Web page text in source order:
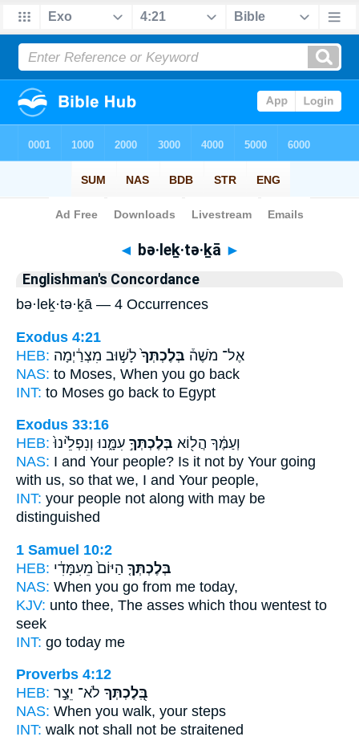
Bible> Strong's > Hebrew
◄ bə·leḵ·tə·ḵā ►
Englishman's Concordance
bə·leḵ·tə·ḵā — 4 Occurrences
Exodus 4:21
HEB:
אֶל־ מֹשֶׁה֒ בְּלֶכְתְּךָ֙ לָשׁ֣וּב מִצְרַ֔יְמָה
NAS: to Moses, When you go back
INT: to Moses go back to Egypt
Exodus 33:16
HEB:
וְעַמֶּ֔ךָ הֲל֖וֹא בְּלֶכְתְּךָ֣ עִמָּ֑נוּ וְנִפְלֵ֙ינוּ֙
NAS: I and Your people? Is it not by Your going
with us, so that we, I and Your people,
INT: your people not along with may be
distinguished
1 Samuel 10:2
HEB:
בְּלֶכְתְּךָ֤ הַיּוֹם֙ מֵעִמָּדִ֔י
NAS: When you go from me today,
KJV: unto thee, The asses which thou wentest to
seek
INT: go today me
Proverbs 4:12
HEB:
בְּֽ֭לֶכְתְּךָ לֹא־ יֵצַ֣ר
NAS: When you walk, your steps
INT: walk not shall not be straitened